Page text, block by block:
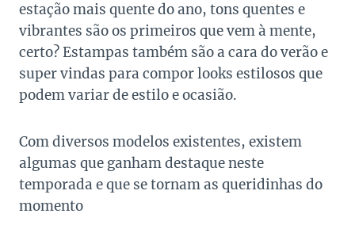
estação mais quente do ano, tons quentes e
vibrantes são os primeiros que vem à mente,
certo? Estampas também são a cara do verão e
super vindas para compor looks estilosos que
podem variar de estilo e ocasião.
Com diversos modelos existentes, existem
algumas que ganham destaque neste
temporada e que se tornam as queridinhas do
momento